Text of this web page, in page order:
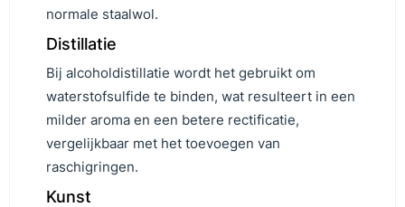
normale staalwol.
Distillatie
Bij alcoholdistillatie wordt het gebruikt om
waterstofsulfide te binden, wat resulteert in een
milder aroma en een betere rectificatie,
vergelijkbaar met het toevoegen van
raschigringen.
Kunst